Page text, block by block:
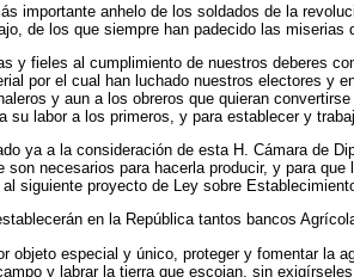
importante anhelo de los soldados de la
de los que siempre han padecido las
y fieles al cumplimiento de nuestros deberes
por el cual han luchado nuestros electores
y aun a los obreros que quieran
labor a los primeros, y para establecer y
ya a la consideración de esta H. Cámara de
necesarios para hacerla producir, y para
siguiente proyecto de Ley sobre
en la República tantos bancos
especial y único, proteger y fomentar
y labrar la tierra que escojan, sin